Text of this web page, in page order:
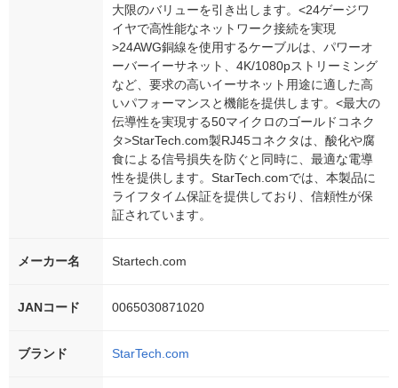
大限のバリューを引き出します。<24ゲージワ
イヤで高性能なネットワーク接続を実現
>24AWG銅線を使用するケーブルは、パワーオ
ーバーイーサネット、4K/1080pストリーミング
など、要求の高いイーサネット用途に適した高
いパフォーマンスと機能を提供します。<最大の
伝導性を実現する50マイクロのゴールドコネク
タ>StarTech.com製RJ45コネクタは、酸化や腐
食による信号損失を防ぐと同時に、最適な電導
性を提供します。StarTech.comでは、本製品に
ライフタイム保証を提供しており、信頼性が保
証されています。
メーカー名 Startech.com
JANコード 0065030871020
ブランド StarTech.com